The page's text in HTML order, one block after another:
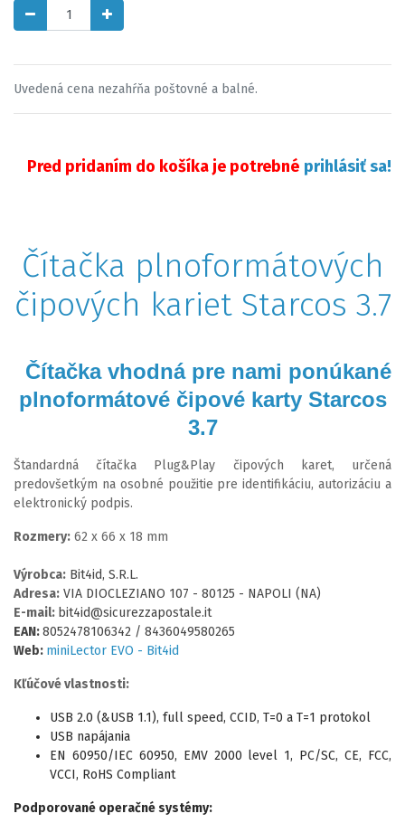
Uvedená cena nezahŕňa poštovné a balné.
Pred pridaním do košíka je potrebné prihlásiť sa!
Čítačka plnoformátových
čipových kariet Starcos 3.7
Čítačka vhodná pre nami ponúkané
plnoformátové čipové karty Starcos
3.7
Štandardná čítačka Plug&Play čipových karet, určená
predovšetkým na osobné použitie pre identifikáciu, autorizáciu a
elektronický podpis.
Rozmery: 62 x 66 x 18 mm
Výrobca: Bit4id, S.R.L.
Adresa: VIA DIOCLEZIANO 107 - 80125 - NAPOLI (NA)
E-mail: bit4id@sicurezzapostale.it
EAN:8052478106342 / 8436049580265
Web: miniLector EVO - Bit4id
Kľúčové vlastnosti:
USB 2.0 (&USB 1.1), full speed, CCID, T=0 a T=1 protokol
USB napájania
EN 60950/IEC 60950, EMV 2000 level 1, PC/SC, CE, FCC,
VCCI, RoHS Compliant
Podporované operačné systémy: